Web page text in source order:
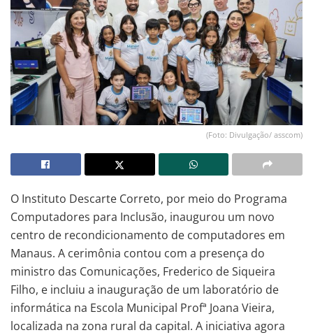
(Foto: Divulgação/ asscom)
O Instituto Descarte Correto, por meio do Programa
Computadores para Inclusão, inaugurou um novo
centro de recondicionamento de computadores em
Manaus. A cerimônia contou com a presença do
ministro das Comunicações, Frederico de Siqueira
Filho, e incluiu a inauguração de um laboratório de
informática na Escola Municipal Profª Joana Vieira,
localizada na zona rural da capital. A iniciativa agora